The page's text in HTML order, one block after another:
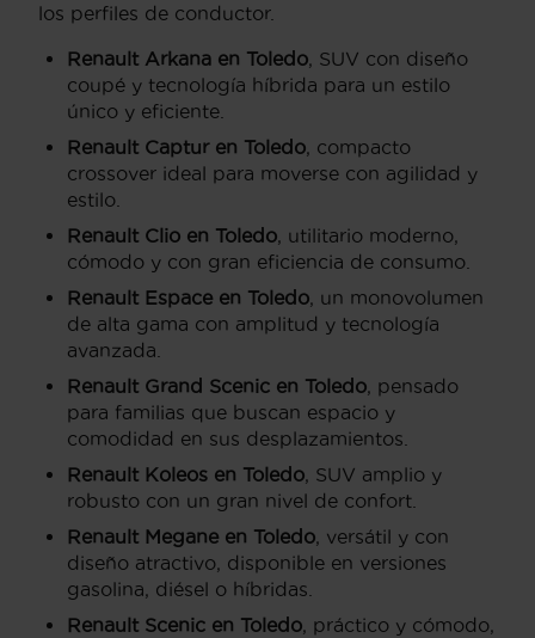
los perfiles de conductor.
Renault Arkana en Toledo , SUV con diseño
coupé y tecnología híbrida para un estilo
único y eficiente.
Renault Captur en Toledo , compacto
crossover ideal para moverse con agilidad y
estilo.
Renault Clio en Toledo , utilitario moderno,
cómodo y con gran eficiencia de consumo.
Renault Espace en Toledo , un monovolumen
de alta gama con amplitud y tecnología
avanzada.
Renault Grand Scenic en Toledo , pensado
para familias que buscan espacio y
comodidad en sus desplazamientos.
Renault Koleos en Toledo , SUV amplio y
robusto con un gran nivel de confort.
Renault Megane en Toledo , versátil y con
diseño atractivo, disponible en versiones
gasolina, diésel o híbridas.
Renault Scenic en Toledo , práctico y cómodo,